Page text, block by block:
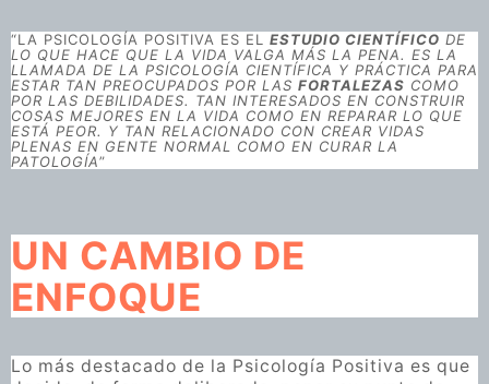
“LA PSICOLOGÍA POSITIVA ES EL ESTUDIO CIENTÍFICO DE
LO QUE HACE QUE LA VIDA VALGA MÁS LA PENA. ES LA
LLAMADA DE LA PSICOLOGÍA CIENTÍFICA Y PRÁCTICA PARA
ESTAR TAN PREOCUPADOS POR LAS FORTALEZAS COMO
POR LAS DEBILIDADES. TAN INTERESADOS EN CONSTRUIR
COSAS MEJORES EN LA VIDA COMO EN REPARAR LO QUE
ESTÁ PEOR. Y TAN RELACIONADO CON CREAR VIDAS
PLENAS EN GENTE NORMAL COMO EN CURAR LA
PATOLOGÍA”
UN CAMBIO DE
ENFOQUE
Lo más destacado de la Psicología Positiva es que